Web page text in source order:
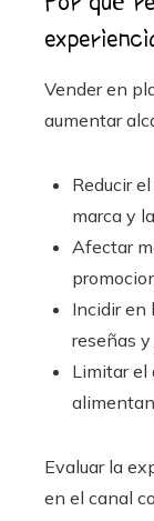
Vender en
aumentar
Reducir
marca y
Afectar
Incidir en
reseñas
Limitar el
Evaluar la
en el canal